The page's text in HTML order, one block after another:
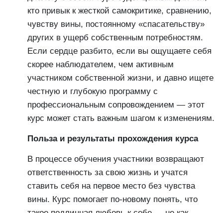
кто привык к жесткой самокритике, сравнению,
чувству вины, постоянному «спасательству»
других в ущерб собственным потребностям.
Если сердце разбито, если вы ощущаете себя
скорее наблюдателем, чем активным
участником собственной жизни, и давно ищете
честную и глубокую программу с
профессиональным сопровождением — этот
курс может стать важным шагом к изменениям.
Польза и результаты прохождения курса
В процессе обучения участники возвращают
ответственность за свою жизнь и учатся
ставить себя на первое место без чувства
вины. Курс помогает по-новому понять, что